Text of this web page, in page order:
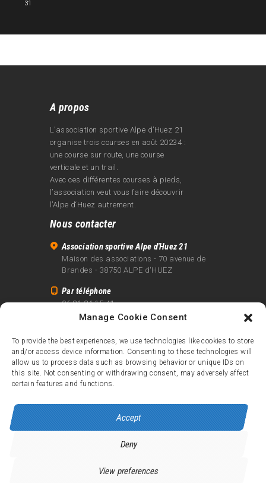
Manage Cookie Consent
To provide the best experiences, we use technologies like cookies to store
and/or access device information. Consenting to these technologies will
allow us to process data such as browsing behavior or unique IDs on
this site. Not consenting or withdrawing consent, may adversely affect
certain features and functions.
Accept
Deny
View preferences
31
A propos
L’association sportive Alpe d’Huez 21
organise trois courses en août 20234 :
une course sur route, une course
verticale et un trail.
Avec ces différentes courses à pieds,
l’association veut vous faire découvrir
l’Alpe d‘Huez autrement.
Nous contacter
Association sportive Alpe d'Huez 21
Maison des associations - 70 avenue de
Brandes - 38750 ALPE d'HUEZ
Par téléphone
06 81 24 15 41
info@alpe21.fr
Mentions légales
Contact
crédits